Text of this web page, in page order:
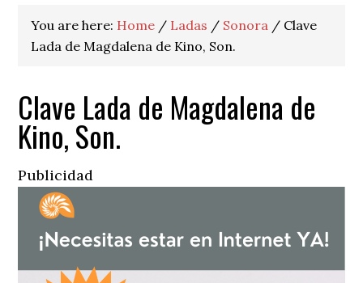
You are here: Home / Ladas / Sonora / Clave
Lada de Magdalena de Kino, Son.
Clave Lada de Magdalena de
Kino, Son.
Publicidad